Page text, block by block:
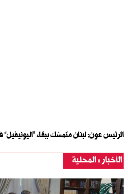
الرئيس عون: لبنان متمسّك ببقاء
الأخبار المحلية